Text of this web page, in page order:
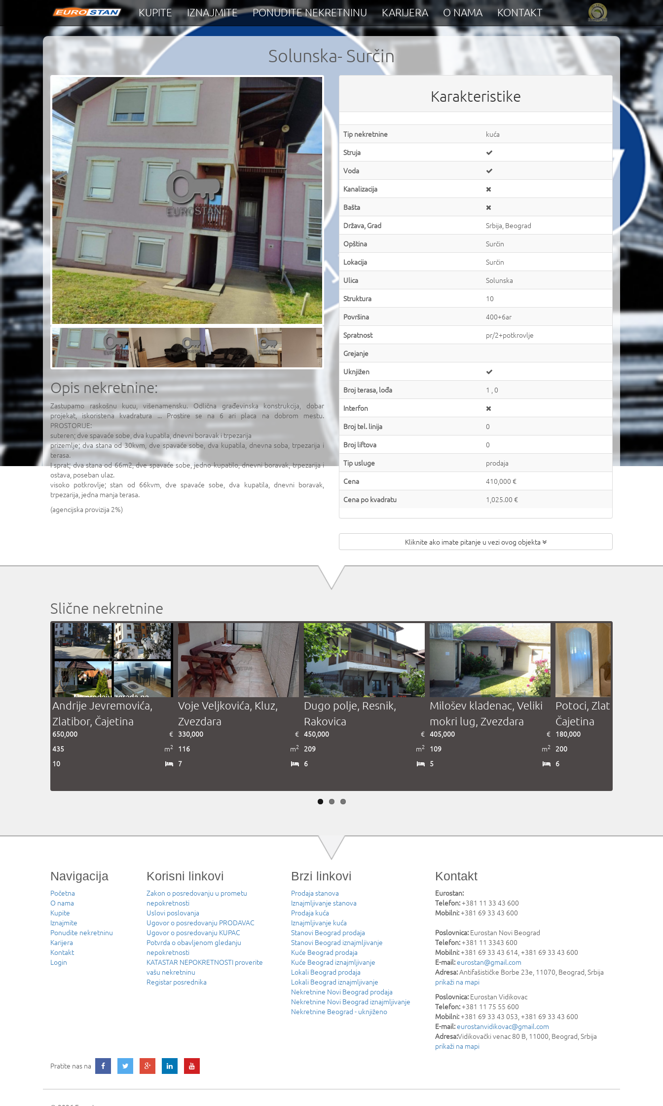
KUPITE IZNAJMITE PONUDITE NEKRETNINU KARIJERA O NAMA KONTAKT
Solunska- Surčin
Opis nekretnine:
Zastupamo raskošnu kucu, višenamensku. Odlična građevinska konstrukcija, dobar
projekat, iskoristena kvadratura ... Prostire se na 6 ari placa na dobrom mestu.
PROSTORIJE:
suteren; dve spavaće sobe, dva kupatila, dnevni boravak i trpezarija
prizemlje; dva stana od 30kvm, dve spavaće sobe, dva kupatila, dnevna soba, trpezarija i
terasa.
I sprat; dva stana od 66m2, dve spavaće sobe, jedno kupatilo, dnevni boravak, trpezarija i
ostava, poseban ulaz.
visoko potkrovlje; stan od 66kvm, dve spavaće sobe, dva kupatila, dnevni boravak,
trpezarija, jedna manja terasa.
(agencijska provizija 2%)
Karakteristike
Tip nekretnine
kuća
Struja
Voda
Kanalizacija
Bašta
Država, Grad
Srbija, Beograd
Opština
Surčin
Lokacija
Surčin
Ulica
Solunska
Struktura
10
Površina
400+6ar
Spratnost
pr/2+potkrovlje
Grejanje
Uknjižen
Broj terasa, lođa
1 , 0
Interfon
Broj tel. linija
0
Broj liftova
0
Tip usluge
prodaja
Cena
410,000 €
Cena po kvadratu
1,025.00 €
Kliknite ako imate pitanje u vezi ovog objekta
Slične nekretnine
Andrije Jevremovića,
Zlatibor, Čajetina
650,000
€
435
m2
10
Voje Veljkovića, Kluz,
Zvezdara
330,000
€
116
m2
7
Dugo polje, Resnik,
Rakovica
450,000
€
209
m2
6
Milošev kladenac, Veliki
mokri lug, Zvezdara
405,000
€
109
m2
5
Potoci, Zlatibor
Čajetina
180,000
200
6
Navigacija
Početna
O nama
Kupite
Iznajmite
Ponudite nekretninu
Karijera
Kontakt
Login
Korisni linkovi
Zakon o posredovanju u prometu
nepokretnosti
Uslovi poslovanja
Ugovor o posredovanju PRODAVAC
Ugovor o posredovanju KUPAC
Potvrda o obavljenom gledanju
nepokretnosti
KATASTAR NEPOKRETNOSTI proverite
vašu nekretninu
Registar posrednika
Brzi linkovi
Prodaja stanova
Iznajmljivanje stanova
Prodaja kuća
Iznajmljivanje kuća
Stanovi Beograd prodaja
Stanovi Beograd iznajmljivanje
Kuće Beograd prodaja
Kuće Beograd iznajmljivanje
Lokali Beograd prodaja
Lokali Beograd iznajmljivanje
Nekretnine Novi Beograd prodaja
Nekretnine Novi Beograd iznajmljivanje
Nekretnine Beograd - uknjiženo
Kontakt
Eurostan:
Telefon:+381 11 33 43 600
Mobilni:+381 69 33 43 600
Poslovnica: Eurostan Novi Beograd
Telefon:+381 11 3343 600
Mobilni:+381 69 33 43 614, +381 69 33 43 600
E-mail:eurostan@gmail.com
Adresa:Antifašističke Borbe 23e, 11070, Beograd,Srbija
prikaži na mapi
Poslovnica: Eurostan Vidikovac
Telefon:+381 11 75 55 600
Mobilni:+381 69 33 43 053, +381 69 33 43 600
E-mail:eurostanvidikovac@gmail.com
Adresa:Vidikovački venac 80 B, 11000, Beograd,Srbija
prikaži na mapi
Pratite nas na